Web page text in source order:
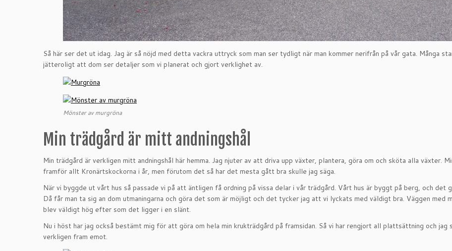
Så här ser det ut idag. Jag är så nöjd med detta vackra uttryck som man ser tydligt när man kommer nerifrån på vår gata. Många
jätteroligt att dom ser detaljer som vi planerat och gjort verklighet av.
Mönster av murgröna
Min trädgård är mitt andningshål
Min trädgård är verkligen mitt andningshål här hemma. Jag njuter av att driva upp växter, plantera, göra om och sköta alla växter.
framför allt Kronärtskockorna i år, men förutom det så har det mesta gått bra skulle jag säga.
När vi byggde ut vårt hus så passade vi på att äntligen få ordning på vissa delar i vår trädgård. Vårt hus är byggt på berg, och det
Då får man ta sig an dom utmaningarna och göra det som är möjligt och det tycker jag att vi lyckats med väldigt bra. Väggen med
blev väldigt hög efter som det ligger i en slänt.
Nu i höst har jag också bestämt mig för att göra om hela min krukträdgård på framsidan. Så vi har rengjort all plattsättning och jag
verkligen fram emot.